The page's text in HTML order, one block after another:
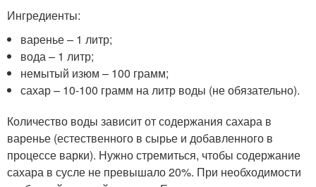
Ингредиенты:
варенье – 1 литр;
вода – 1 литр;
немытый изюм – 100 грамм;
сахар – 10-100 грамм на литр воды (не обязательно).
Количество воды зависит от содержания сахара в
варенье (естественного в сырье и добавленного в
процессе варки). Нужно стремиться, чтобы содержание
сахара в сусле не превышало 20%. При необходимости